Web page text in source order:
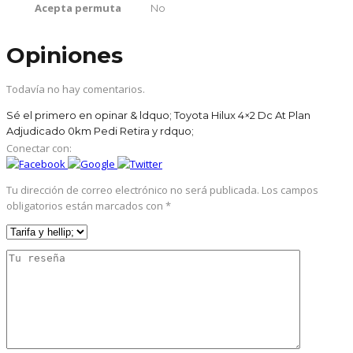
Acepta permuta No
Opiniones
Todavía no hay comentarios.
Sé el primero en opinar & ldquo; Toyota Hilux 4×2 Dc At Plan
Adjudicado 0km Pedi Retira y rdquo;
Conectar con:
Tu dirección de correo electrónico no será publicada. Los campos
obligatorios están marcados con *